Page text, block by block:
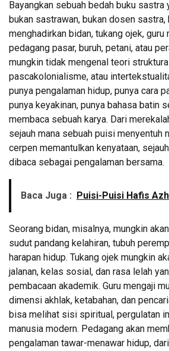
Bayangkan sebuah bedah buku sastra
bukan sastrawan, bukan dosen
menghadirkan bidan, tukang ojek, guru
pedagang pasar, buruh, petani, atau
mungkin tidak mengenal teori
pascakolonialisme, atau
punya pengalaman hidup, punya cara
punya keyakinan, punya bahasa batin
membaca sebuah karya. Dari
sejauh mana sebuah puisi menyentuh
cerpen memantulkan kenyataan,
dibaca sebagai pengalaman bersama.
Baca Juga : Puisi-Puisi Hafis
Seorang bidan, misalnya, mungkin
sudut pandang kelahiran, tubuh
harapan hidup. Tukang ojek mungkin
jalanan, kelas sosial, dan rasa lelah
pembacaan akademik. Guru mengaji
dimensi akhlak, ketabahan, dan
bisa melihat sisi spiritual, pergulatan
manusia modern. Pedagang akan
pengalaman tawar-menawar hidup,